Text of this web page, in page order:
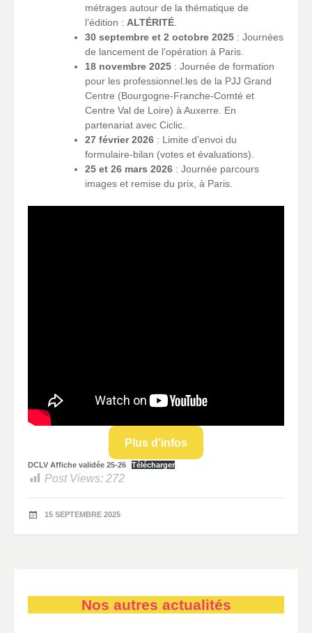
métrages autour de la thématique de
l’édition : ALTÉRITÉ
30 septembre et 2 octobre 2025 : Journées
de lancement de l’opération à Paris.
18 novembre 2025 : Journée de formation
pour les professionnel.les de la PJJ Grand
Centre (Bourgogne-Franche-Comté et
Centre Val de Loire) à Auxerre. En
partenariat avec Ciclic.
27 février 2026 : Limite d’envoi du
formulaire-bilan (votes et évaluations).
25 et 26 mars 2026 : Journée parcours
images et remise du prix, à Paris.
Plus d’infos
DCLV Affiche validée 25-26 Télécharger
Post Views: 272
15 SEPTEMBRE 2025
Nos autres actualités